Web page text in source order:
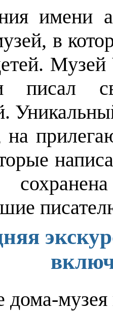
имени
в
Музей
музея